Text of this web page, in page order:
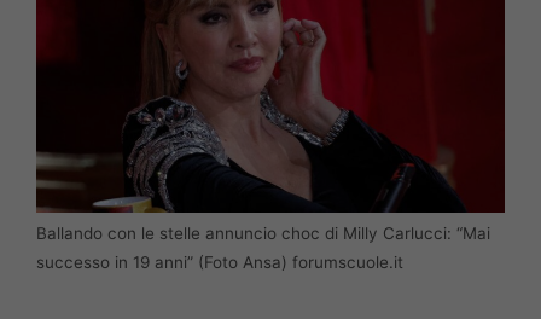
Ballando con le stelle annuncio choc di Milly Carlucci: “Mai
successo in 19 anni” (Foto Ansa) forumscuole.it